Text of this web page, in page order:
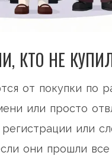
КТО НЕ
от покупки по
или просто
регистрации или
они прошли все